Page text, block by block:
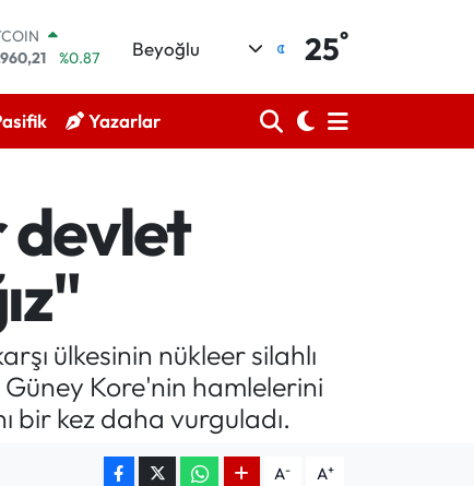
%0.87
%0.32
ALTIN
%2.59
%-14
Beyoğlu 25°
Yazarlar
devlet
ülkesinin nükleer silahlı
Kore'nin hamlelerini
bir kez daha vurguladı.
A- A+